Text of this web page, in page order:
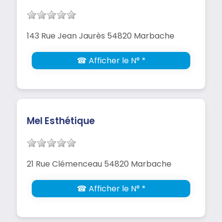
143 Rue Jean Jaurès 54820 Marbache
☎ Afficher le N° *
Mel Esthétique
21 Rue Clémenceau 54820 Marbache
☎ Afficher le N° *